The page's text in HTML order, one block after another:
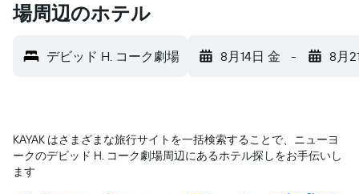
場周辺のホテル
デビッド H. コーク劇場 8月14日 金 - 8月
KAYAK はさまざまな旅行サイトを一括検索することで、ニューヨ
ーク​のデビッド H. コーク劇場​周辺にあるホテル探しをお手伝いし
ます